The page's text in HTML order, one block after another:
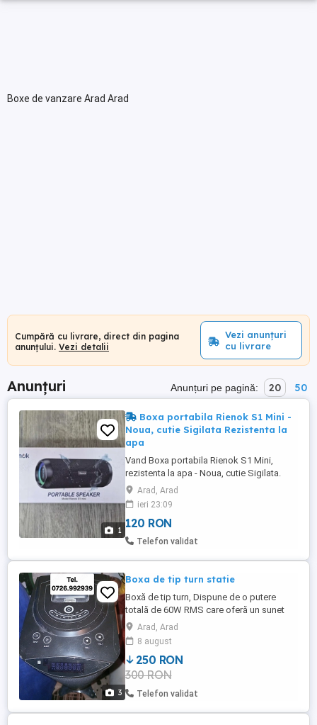
Boxe de vanzare Arad Arad
Cumpără cu livrare, direct din pagina
anunțului. Vezi detalii
Vezi anunțuri
cu livrare
Anunțuri Anunțuri pe pagină: 20 50
1
Boxa portabila Rienok S1 Mini -
Noua, cutie Sigilata Rezistenta la
apa
Vand Boxa portabila Rienok S1 Mini,
rezistenta la apa - Noua, cutie Sigilata.
Pret fix: 120 lei
Arad, Arad
ieri 23:09
120 RON
Telefon validat
3
Boxa de tip turn statie
Boxă de tip turn, Dispune de o putere
totală de 60W RMS care oferă un sunet
puternic în interiorul locuinței. Variante:
legat la P.C, la telefon, usb stick sau card
cu muzica MP3. Partea superioară este
echipată cu butoane tactile sau fizice
pentru controlul volumului, comutarea
sursei de intrare (INPUT), ...
Arad, Arad
8 august
250 RON
300 RON
Telefon validat